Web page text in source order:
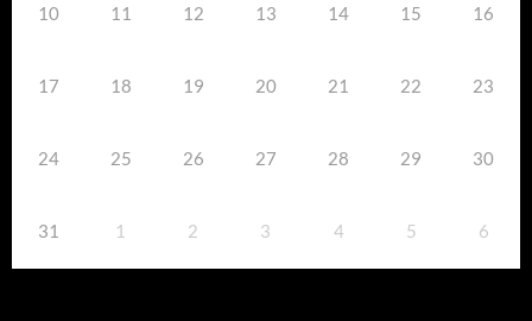
10 11 12 13 14 15 16
17 18 19 20 21 22 23
24 25 26 27 28 29 30
31 1 2 3 4 5 6